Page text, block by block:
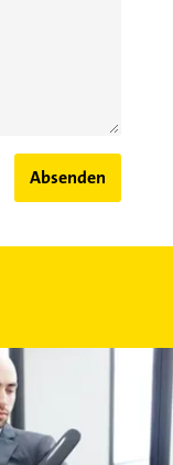
Absenden
erlaubt?